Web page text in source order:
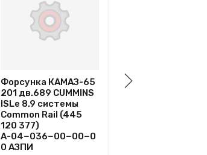
Форсунка КАМАЗ-65
201 дв.689 CUMMINS
ISLe 8.9 системы
Common Rail (445
120 377)
А-04−036−00−00−0
0 АЗПИ